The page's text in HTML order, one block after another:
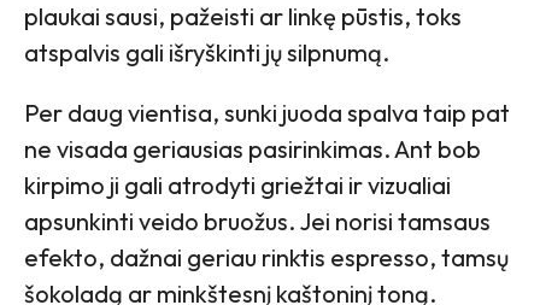
plaukai sausi, pažeisti ar linkę pūstis, toks
atspalvis gali išryškinti jų silpnumą.
Per daug vientisa, sunki juoda spalva taip pat
ne visada geriausias pasirinkimas. Ant bob
kirpimo ji gali atrodyti griežtai ir vizualiai
apsunkinti veido bruožus. Jei norisi tamsaus
efekto, dažnai geriau rinktis espresso, tamsų
šokoladą ar minkštesnį kaštoninį toną.